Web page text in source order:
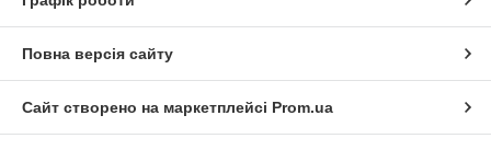
Повна версія сайту
Сайт створено на маркетплейсі Prom.ua